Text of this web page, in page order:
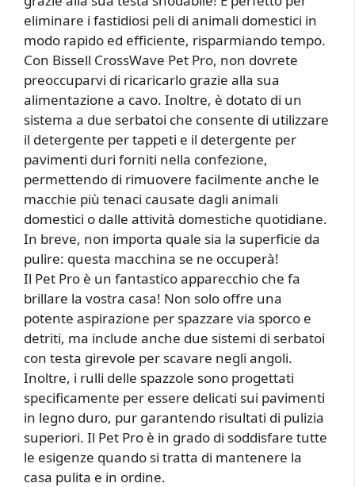
eliminare i fastidiosi peli di animali domestici in
modo rapido ed efficiente, risparmiando tempo.
Con Bissell CrossWave Pet Pro, non dovrete
preoccuparvi di ricaricarlo grazie alla sua
alimentazione a cavo. Inoltre, è dotato di un
sistema a due serbatoi che consente di utilizzare
il detergente per tappeti e il detergente per
pavimenti duri forniti nella confezione,
permettendo di rimuovere facilmente anche le
macchie più tenaci causate dagli animali
domestici o dalle attività domestiche quotidiane.
In breve, non importa quale sia la superficie da
pulire: questa macchina se ne occuperà!
Il Pet Pro è un fantastico apparecchio che fa
brillare la vostra casa! Non solo offre una
potente aspirazione per spazzare via sporco e
detriti, ma include anche due sistemi di serbatoi
con testa girevole per scavare negli angoli.
Inoltre, i rulli delle spazzole sono progettati
specificamente per essere delicati sui pavimenti
in legno duro, pur garantendo risultati di pulizia
superiori. Il Pet Pro è in grado di soddisfare tutte
le esigenze quando si tratta di mantenere la
casa pulita e in ordine.